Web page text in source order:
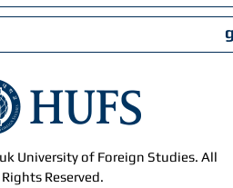
University of Foreign Studies. All
Rights Reserved.